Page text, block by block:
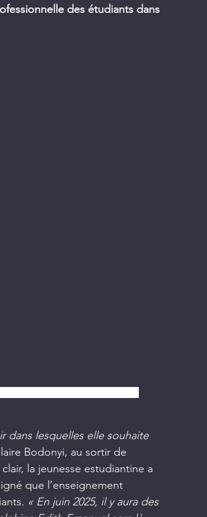
des étudiants dans
dans lesquelles elle souhaite
Bodonyi, au sortir de
la jeunesse estudiantine a
que l’enseignement
« En juin 2025, il y aura des